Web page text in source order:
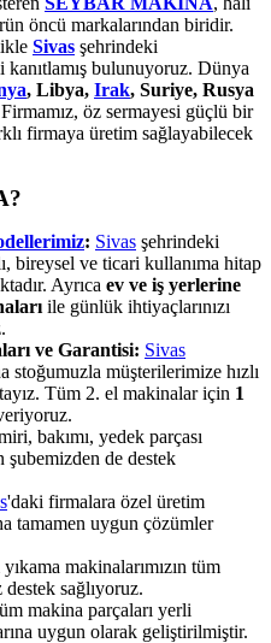
öncü markalarından biridir.
Sivas şehrindeki
bulunuyoruz. Dünya
, Libya, Irak, Suriye, Rusya
öz sermayesi güçlü bir
firmaya üretim sağlayabilecek
: Sivas şehrindeki
bireysel ve ticari kullanıma hitap
Ayrıca ev ve iş yerlerine
ile günlük ihtiyaçlarınızı
ve Garantisi: Sivas
stoğumuzla müşterilerimize hızlı
Tüm 2. el makinalar için 1
bakımı, yedek parçası
şubemizden de destek
'daki firmalara özel üretim
tamamen uygun çözümler
yıkama makinalarımızın tüm
sağlıyoruz.
makina parçaları yerli
uygun olarak geliştirilmiştir.